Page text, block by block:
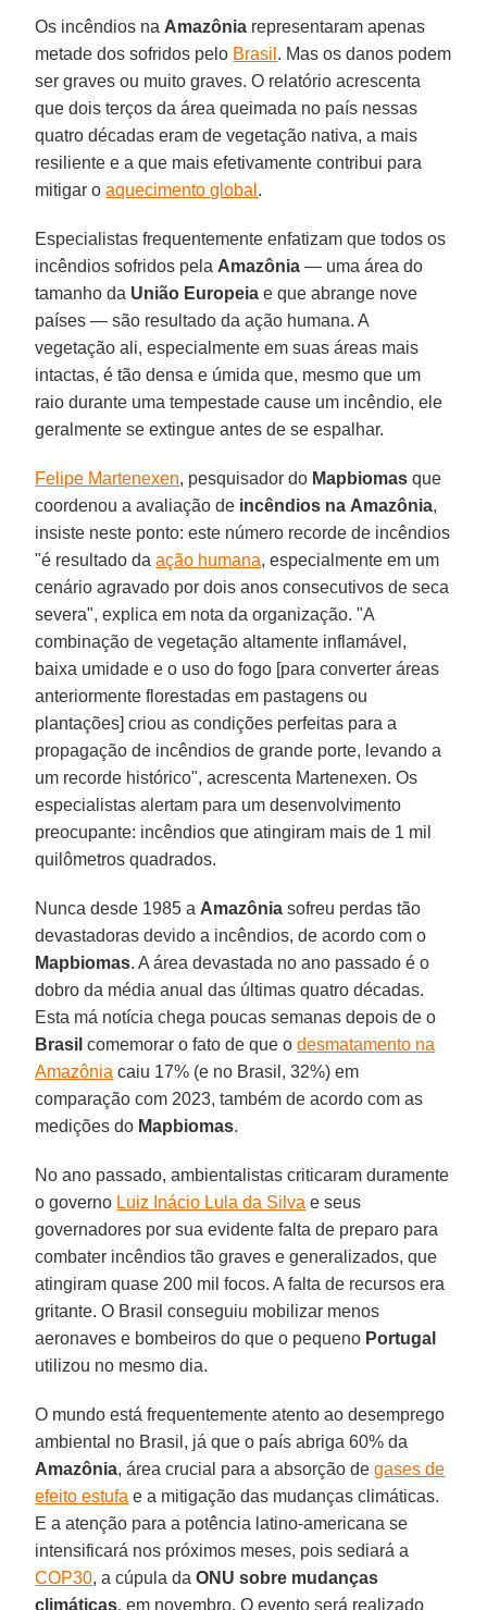
Os incêndios na Amazônia representaram apenas
metade dos sofridos pelo Brasil . Mas os danos podem
ser graves ou muito graves. O relatório acrescenta
que dois terços da área queimada no país nessas
quatro décadas eram de vegetação nativa, a mais
resiliente e a que mais efetivamente contribui para
mitigar oaquecimento global .
Especialistas frequentemente enfatizam que todos os
incêndios sofridos pela Amazônia — uma área do
tamanho da União Europeia e que abrange nove
países — são resultado da ação humana. A
vegetação ali, especialmente em suas áreas mais
intactas, é tão densa e úmida que, mesmo que um
raio durante uma tempestade cause um incêndio, ele
geralmente se extingue antes de se espalhar.
Felipe Martenexen, pesquisador do Mapbiomas que
coordenou a avaliação de incêndios na Amazônia,
insiste neste ponto: este número recorde de incêndios
"é resultado daação humana, especialmente em um
cenário agravado por dois anos consecutivos de seca
severa", explica em nota da organização. "A
combinação de vegetação altamente inflamável,
baixa umidade e o uso do fogo [para converter áreas
anteriormente florestadas em pastagens ou
plantações] criou as condições perfeitas para a
propagação de incêndios de grande porte, levando a
um recorde histórico", acrescenta Martenexen. Os
especialistas alertam para um desenvolvimento
preocupante: incêndios que atingiram mais de 1 mil
quilômetros quadrados.
Nunca desde 1985 a Amazônia sofreu perdas tão
devastadoras devido a incêndios, de acordo com o
Mapbiomas. A área devastada no ano passado é o
dobro da média anual das últimas quatro décadas.
Esta má notícia chega poucas semanas depois de o
Brasil comemorar o fato de que odesmatamento na
Amazônia caiu 17% (e no Brasil, 32%) em
comparação com 2023, também de acordo com as
medições do Mapbiomas.
No ano passado, ambientalistas criticaram duramente
o governo Luiz Inácio Lula da Silva e seus
governadores por sua evidente falta de preparo para
combater incêndios tão graves e generalizados, que
atingiram quase 200 mil focos. A falta de recursos era
gritante. O Brasil conseguiu mobilizar menos
aeronaves e bombeiros do que o pequeno Portugal
utilizou no mesmo dia.
O mundo está frequentemente atento ao desemprego
ambiental no Brasil, já que o país abriga 60% da
Amazônia, área crucial para a absorção degases de
efeito estufa e a mitigação das mudanças climáticas.
E a atenção para a potência latino-americana se
intensificará nos próximos meses, pois sediará a
COP30, a cúpula daONU sobre mudanças
climáticas, em novembro. O evento será realizado